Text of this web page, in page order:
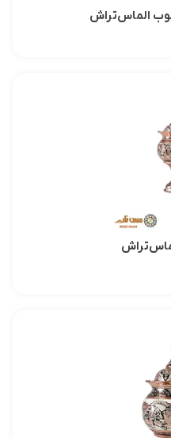
الماس‌تراش